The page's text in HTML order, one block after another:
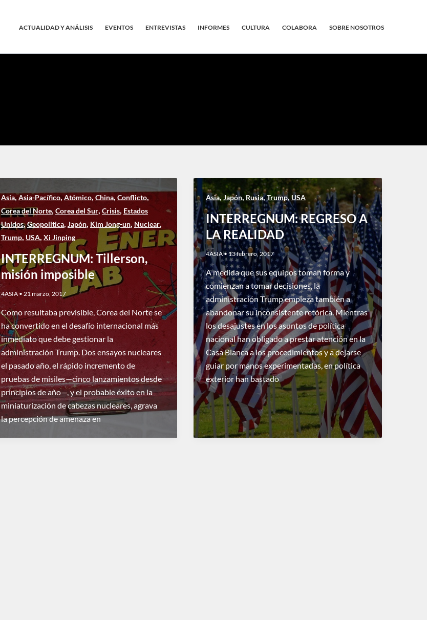
ACTUALIDAD Y ANÁLISIS EVENTOS ENTREVISTAS INFORMES CULTURA COLABORA SOBRE NOSOTROS
Asia,Asia-Pacífico, Atómico, China, Conflicto,
Corea del Norte, Corea del Sur, Crisis, Estados
Unidos,Geopolitica, Japón, Kim Jong-un, Nuclear,
Trump, USA, Xi Jinping
INTERREGNUM: Tillerson,
misión imposible
4ASIA • 21 marzo, 2017
Como resultaba previsible, Corea del Norte se
ha convertido en el desafío internacional más
inmediato que debe gestionar la
administración Trump. Dos ensayos nucleares
el pasado año, el rápido incremento de
pruebas de misiles—cinco lanzamientos desde
principios de año—, y el probable éxito en la
miniaturización de cabezas nucleares, agrava
la percepción de amenaza en
Asia, Japón,Rusia,Trump, USA
INTERREGNUM: REGRESO A
LA REALIDAD
4ASIA• 13 febrero, 2017
A medida que sus equipos toman forma y
comienzan a tomar decisiones, la
administración Trump empieza también a
abandonar su inconsistente retórica. Mientras
los desajustes en los asuntos de política
nacional han obligado a prestar atención en la
Casa Blanca a los procedimientos y a dejarse
guiar por manos experimentadas, en política
exterior han bastado